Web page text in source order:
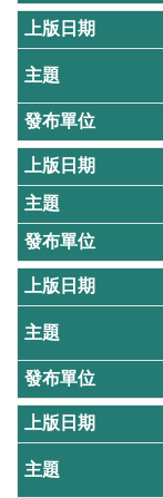
開
放
宣
網
站
安
全
政
策